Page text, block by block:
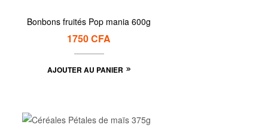
Bonbons fruités Pop mania 600g
1750CFA
AJOUTER AU PANIER